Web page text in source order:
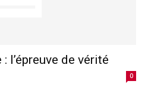
l’épreuve de vérité
0